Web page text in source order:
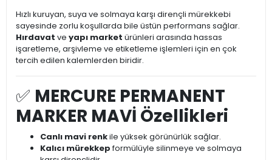
Hızlı kuruyan, suya ve solmaya karşı dirençli mürekkebi
sayesinde zorlu koşullarda bile üstün performans sağlar.
Hırdavat ve yapı market ürünleri arasında hassas
işaretleme, arşivleme ve etiketleme işlemleri için en çok
tercih edilen kalemlerden biridir.
✅ MERCURE PERMANENT
MARKER MAVİ Özellikleri
Canlı mavi renkile yüksek görünürlük sağlar.
Kalıcı mürekkepformülüyle silinmeye ve solmaya